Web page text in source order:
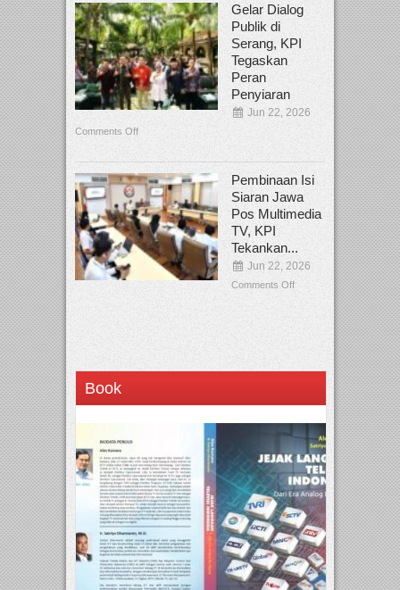
Gelar Dialog
Publik di
Serang, KPI
Tegaskan
Peran
Penyiaran
Jun 22, 2026
Comments Off
Pembinaan Isi
Siaran Jawa
Pos Multimedia
TV, KPI
Tekankan...
Jun 22, 2026
Comments Off
Book